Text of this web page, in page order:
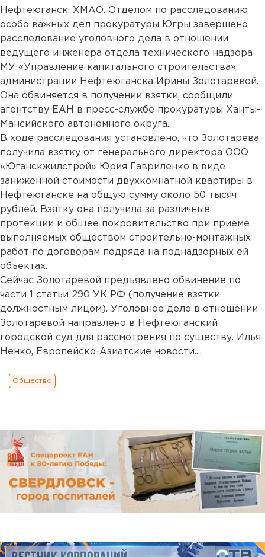
Нефтеюганск, ХМАО. Отделом по расследованию
особо важных дел прокуратуры Югры завершено
расследование уголовного дела в отношении
ведущего инженера отдела технического надзора
МУ «Управление капитального строительства»
администрации Нефтеюганска Ирины Золотаревой.
Она обвиняется в получении взятки, сообщили
агентству ЕАН в пресс-службе прокуратуры Ханты-
Мансийского автономного округа.
В ходе расследования установлено, что Золотарева
получила взятку от генерального директора ООО
«Юганскжилстрой» Юрия Гавриленко в виде
заниженной стоимости двухкомнатной квартиры в
Нефтеюганске на общую сумму около 50 тысяч
рублей. Взятку она получила за различные
протекции и общее покровительство при приеме
выполняемых обществом строительно-монтажных
работ по договорам подряда на поднадзорных ей
объектах.
Сейчас Золотаревой предъявлено обвинение по
части 1 статьи 290 УК РФ (получение взятки
должностным лицом). Уголовное дело в отношении
Золотаревой направлено в Нефтеюганский
городской суд для рассмотрения по существу. Илья
Ненко, Европейско-Азиатские новости....
Общество